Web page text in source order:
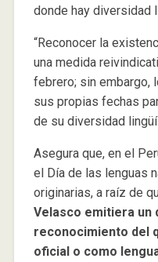
donde hay diversidad
“Reconocer la
una medida
febrero; sin embargo,
sus propias fechas
de su diversidad
Asegura que, en el
el Día de las lenguas
originarias, a raíz de
Velasco emitiera un
reconocimiento del
oficial o como